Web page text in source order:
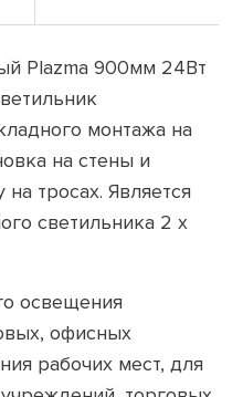
Plazma 900мм 24Вт
монтажа на
на стены и
тросах. Является
светильника 2 х
освещения
офисных
рабочих мест, для